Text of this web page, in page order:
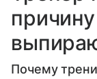
Почему